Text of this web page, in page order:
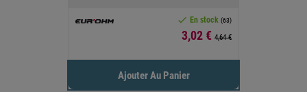
 En stock (63)
Prix
3,02 € 4,64 €
Ajouter Au Panier